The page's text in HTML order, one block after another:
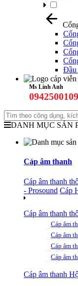
Đầu
Ms Linh Anh
0942500109
DANH MỤC SẢN
Cáp âm thanh
Cáp âm thanh
- Prosound Cáp
Cáp âm thanh
Cáp âm
Cáp âm
Cáp âm
Cáp âm
Cáp âm thanh